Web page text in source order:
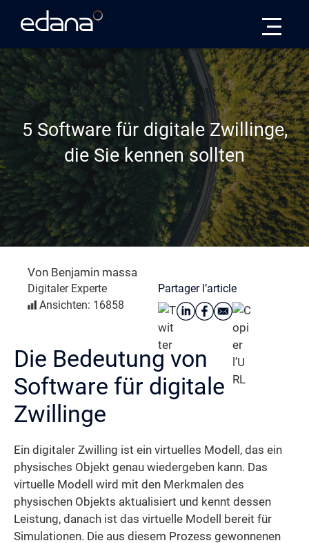
5 Software für digitale Zwillinge,
die Sie kennen sollten
Von Benjamin massa
Digitaler Experte
Ansichten: 16858
Partager l’article
Die Bedeutung von
Software für digitale
Zwillinge
Ein digitaler Zwilling ist ein virtuelles Modell, das ein
physisches Objekt genau wiedergeben kann. Das
virtuelle Modell wird mit den Merkmalen des
physischen Objekts aktualisiert und kennt dessen
Leistung, danach ist das virtuelle Modell bereit für
Simulationen. Die aus diesem Prozess gewonnenen